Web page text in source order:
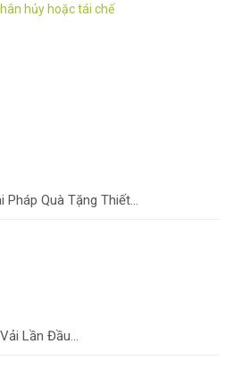
hủy hoặc tái chế
Quà Tặng Thiết...
Lần Đầu...